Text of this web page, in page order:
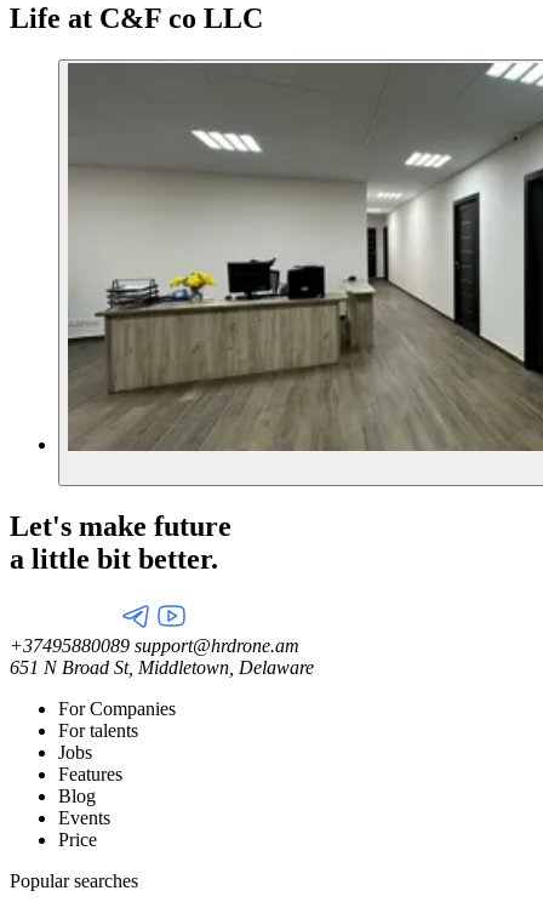
Life at C&F co LLC
Let's make future
a little bit better.
+37495880089 support@hrdrone.am
651 N Broad St, Middletown, Delaware
For Companies
For talents
Jobs
Features
Blog
Events
Price
Popular searches